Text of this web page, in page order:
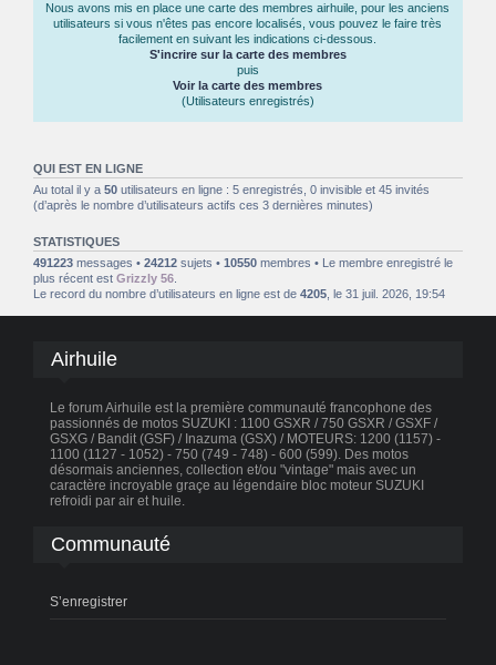
Nous avons mis en place une carte des membres airhuile, pour les anciens
utilisateurs si vous n'êtes pas encore localisés, vous pouvez le faire très
facilement en suivant les indications ci-dessous.
S'incrire sur la carte des membres
puis
Voir la carte des membres
(Utilisateurs enregistrés)
QUI EST EN LIGNE
Au total il y a50 utilisateurs en ligne : 5 enregistrés, 0 invisible et 45 invités
(d’après le nombre d’utilisateurs actifs ces 3 dernières minutes)
STATISTIQUES
491223 messages •24212 sujets •10550 membres • Le membre enregistré le
plus récent estGrizzly 56
Le record du nombre d’utilisateurs en ligne est de4205 , le 31 juil. 2026, 19:54
Airhuile
Le forum Airhuile est la première communauté francophone des
passionnés de motos SUZUKI : 1100 GSXR / 750 GSXR / GSXF /
GSXG / Bandit (GSF) / Inazuma (GSX) / MOTEURS: 1200 (1157) -
1100 (1127 - 1052) - 750 (749 - 748) - 600 (599). Des motos
désormais anciennes, collection et/ou "vintage" mais avec un
caractère incroyable graçe au légendaire bloc moteur SUZUKI
refroidi par air et huile.
Communauté
S’enregistrer